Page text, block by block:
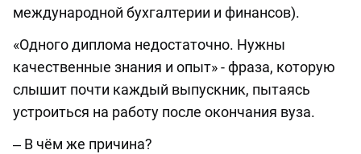
международной бухгалтерии и финансов).
«Одного диплома недостаточно. Нужны
качественные знания и опыт» - фраза, которую
слышит почти каждый выпускник, пытаясь
устроиться на работу после окончания вуза.
‒ В чём же причина?